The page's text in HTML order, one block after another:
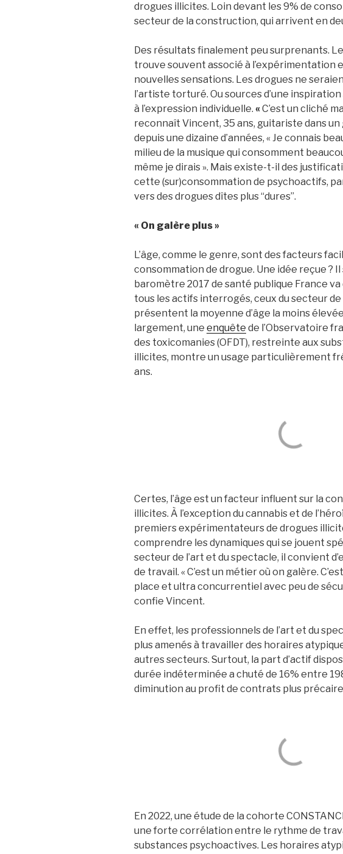
drogues illicites. Loin devant les 9% de
secteur de la construction, qui arrivent en
Des résultats finalement peu surprenants.
trouve souvent associé à l’expérimentation
nouvelles sensations. Les drogues ne
l’artiste torturé. Ou sources d’une
à l’expression individuelle. « C’est un cliché
reconnaît Vincent, 35 ans, guitariste dans
depuis une dizaine d’années, « Je connais
milieu de la musique qui consomment
même je dirais ». Mais existe-t-il des
cette (sur)consommation de psychoactifs,
vers des drogues dîtes plus “dures”.
« On galère plus »
L’âge, comme le genre, sont des facteurs
consommation de drogue. Une idée reçue ? Il
baromètre 2017 de santé publique France va
tous les actifs interrogés, ceux du secteur de
présentent la moyenne d’âge la moins élevée
largement, une enquête de l’Observatoire
des toxicomanies (OFDT), restreinte aux
illicites, montre un usage particulièrement
ans.
Certes, l’âge est un facteur influent sur la
illicites. À l’exception du cannabis et de
premiers expérimentateurs de drogues
comprendre les dynamiques qui se jouent
secteur de l’art et du spectacle, il convient
de travail. « C’est un métier où on galère.
place et ultra concurrentiel avec peu de
confie Vincent.
En effet, les professionnels de l’art et du
plus amenés à travailler des horaires
autres secteurs. Surtout, la part d’actif
durée indéterminée a chuté de 16% entre
diminution au profit de contrats plus
En 2022, une étude de la cohorte
une forte corrélation entre le rythme de
substances psychoactives. Les horaires